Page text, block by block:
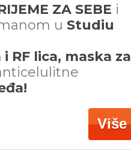
ZA SEBE i
u Studiu
RF lica, maska za
Više